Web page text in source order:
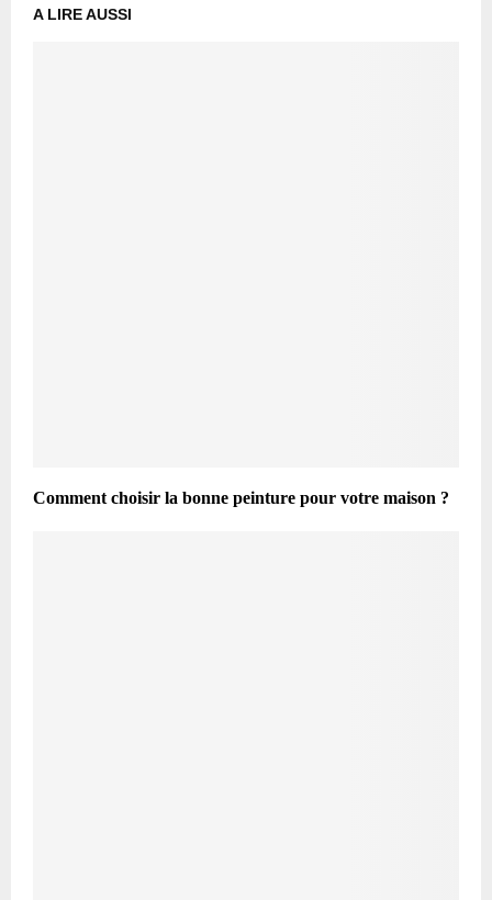
A LIRE AUSSI
Comment choisir la bonne peinture pour votre maison ?